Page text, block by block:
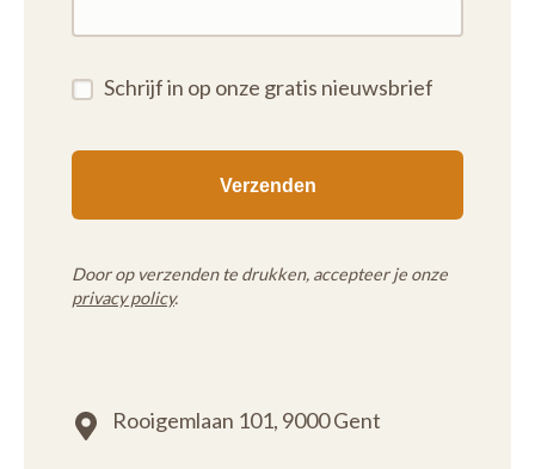
Schrijf in op onze gratis nieuwsbrief
Door op verzenden te drukken, accepteer je onze
privacy policy.
Rooigemlaan 101, 9000 Gent